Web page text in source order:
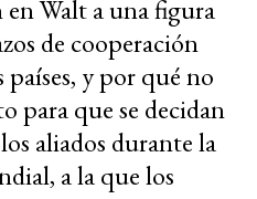
en Walt a una figura
de cooperación
y por qué no
para que se decidan
aliados durante la
a la que los